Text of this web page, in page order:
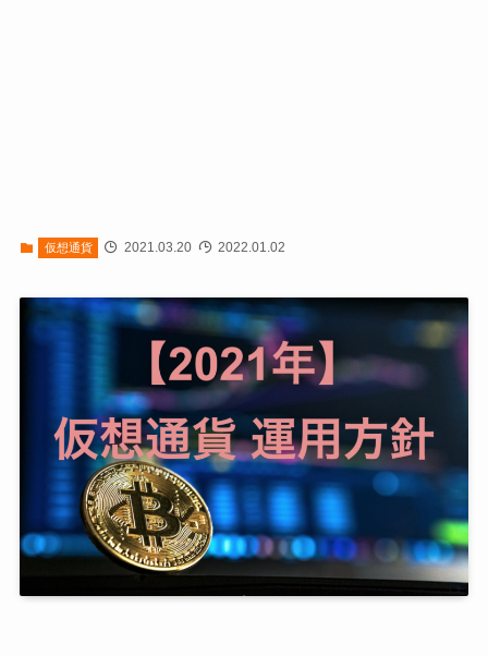
仮想通貨 2021.03.20 2022.01.02